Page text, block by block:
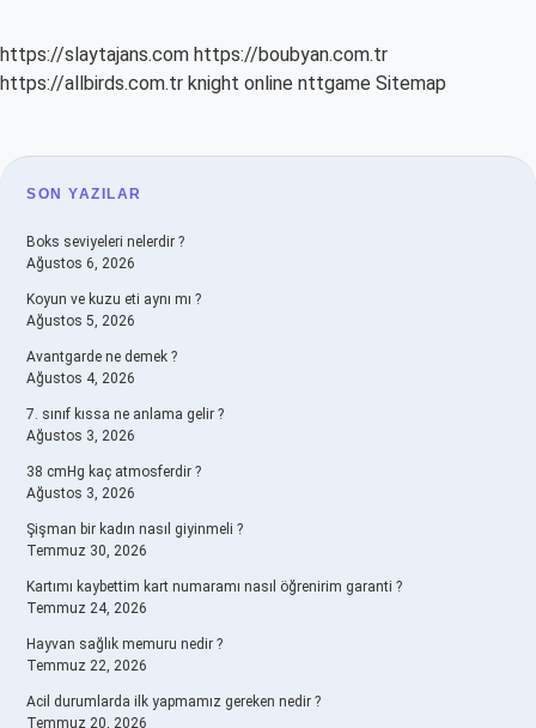
https://slaytajans.com https://boubyan.com.tr
https://allbirds.com.tr knight online nttgame Sitemap
SIDEBAR
SON YAZILAR
Boks seviyeleri nelerdir ?
Ağustos 6, 2026
Koyun ve kuzu eti aynı mı ?
Ağustos 5, 2026
Avantgarde ne demek ?
Ağustos 4, 2026
7. sınıf kıssa ne anlama gelir ?
Ağustos 3, 2026
38 cmHg kaç atmosferdir ?
Ağustos 3, 2026
Şişman bir kadın nasıl giyinmeli ?
Temmuz 30, 2026
Kartımı kaybettim kart numaramı nasıl öğrenirim garanti ?
Temmuz 24, 2026
Hayvan sağlık memuru nedir ?
Temmuz 22, 2026
Acil durumlarda ilk yapmamız gereken nedir ?
Temmuz 20, 2026